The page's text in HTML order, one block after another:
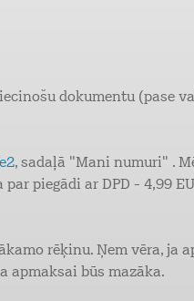
dokumentu (pase
, sadaļā "Mani numuri" .
piegādi ar DPD - 4,99
rēķinu. Ņem vēra, ja
apmaksai būs mazāka.